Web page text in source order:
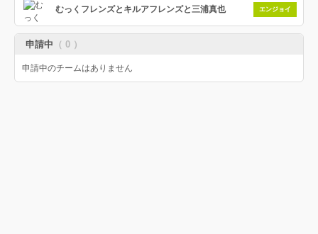
むっくフレンズとキルアフレンズと三浦真也 エンジョイ
申請中 （ 0 ）
申請中のチームはありません